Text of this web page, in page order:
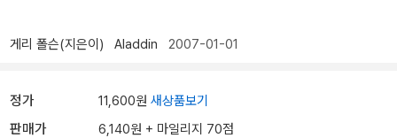
게리 폴슨(지은이) Aladdin 2007-01-01
정가 11,600원 새상품보기
판매가 6,140원 + 마일리지 70점